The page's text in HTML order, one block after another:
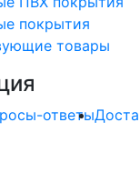
покрытия
товары
ответы